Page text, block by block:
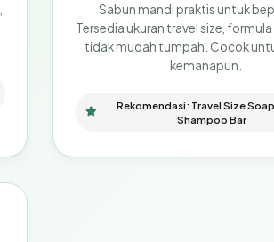
Sabun mandi praktis untuk
Tersedia ukuran travel size,
tidak mudah tumpah. Cocok
kemanapun.
Rekomendasi: Travel Size
Shampoo Bar